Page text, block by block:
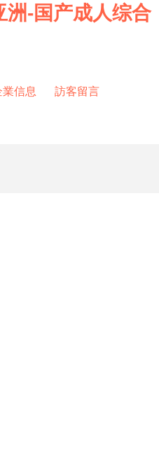
洲-国产成人综合
業信息 訪客留言